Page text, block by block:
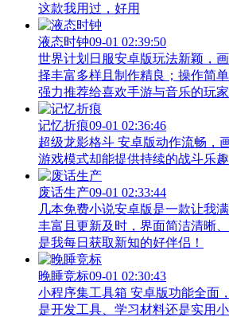
这款我用过，好用
液态时钟09-01 02:39:50
世界计划日服安卓版玩法新颖，
择丰富多样且制作精良；操作简
强力推荐给喜欢手游与音乐的玩
记忆折痕09-01 02:36:46
超级龙影格斗 安卓版动作流畅，
游戏模式却能提供持续的战斗乐
废话生产09-01 02:33:44
几本免费小说安卓版是一款让我
丰富且更新及时，界面简洁清晰
是我每日获取新知的好伴侣！
晚睡竞标09-01 02:30:43
小程序集工具箱 安卓版功能全面
是开发工具、学习材料还是实用小